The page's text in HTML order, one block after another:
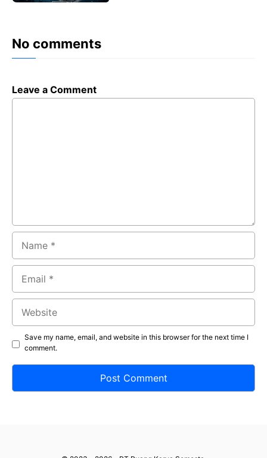
No comments
Leave a Comment
Comment
Name
Email
Website
Save my name, email, and website in this browser for the next time I
comment.